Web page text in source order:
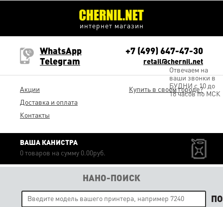
интернет магазин
Акции
Доставка и оплата
Контакты
WhatsApp
Telegram
retail@chernil.net
+7 (499) 647-47-30
Отвечаем на
ваши звонки в
БУДНИ с 10 до
18 часов по МСК
Купить в своем городе?
ВАША КАНИСТРА
0 товаров на сумму 0.00руб.
НАНО-ПОИСК